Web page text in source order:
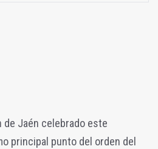
de Jaén celebrado este
principal punto del orden del